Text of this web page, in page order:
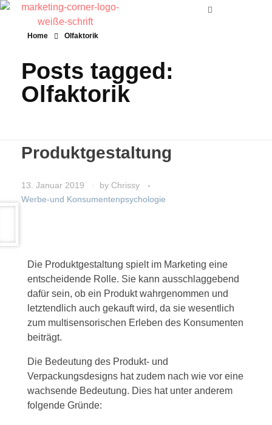
Home Olfaktorik
Posts tagged:
Olfaktorik
Produktgestaltung
13. Januar 2019 by Chrissy
Werbe-und Konsumentenpsychologie
Die Produktgestaltung spielt im Marketing eine
entscheidende Rolle. Sie kann ausschlaggebend
dafür sein, ob ein Produkt wahrgenommen und
letztendlich auch gekauft wird, da sie wesentlich
zum multisensorischen Erleben des Konsumenten
beiträgt.
Die Bedeutung des Produkt- und
Verpackungsdesigns hat zudem nach wie vor eine
wachsende Bedeutung. Dies hat unter anderem
folgende Gründe: